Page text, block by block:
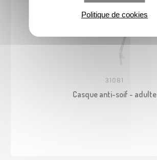
31081
Casque anti-soif - adulte
Politique de cookies